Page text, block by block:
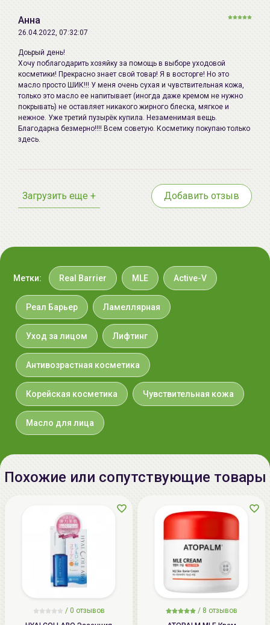
School) и Медицинской школой Университета Чунгнам
(Chungnam University Medical School).
Способ применения:Наносить средство после
очищенияитонизированиякожи. Хорошо встряхните
флакон, пока капсулы не смешаются. Нанесите
средство на лицо и аккуратно распределите по всей
коже. Легко и осторожно похлопайте по лицу для
лучшего впитывания средства.
комплексно косметические средства серииActive-V
Анна
26.04.2022, 07:32:07
Доьрый день!
Хочу поблагодарить хозяйку за помощь в выборе уходовой
косметики! Прекрасно знает свой товар! Я в восторге! Но это
масло просто ШИК!!! У меня очень сухая и чувствительная кожа,
только это масло ее напитывает (иногда даже кремом не нужно
покрывать) не оставляет никакого жирного блеска, мягкое и
нежное. Уже третий пузырёк купила. Незаменимая вещь.
Благодарна безмерно!!!! Всем советую. Косметику покупаю только
здесь.
Загрузить еще + Добавить отзыв
Метки: Real Barrier MLE Active-V
Реал Барьер Ламеллярная
Уход за лицом Лифтинг
Антивозрастная косметика
Корейская косметика Чувствительная кожа
Масло для лица
Похожие или сопутствующие товары
/ 0 отзывов
/ 8 отзывов